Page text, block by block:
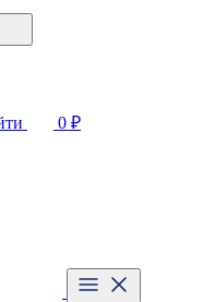
0 ₽